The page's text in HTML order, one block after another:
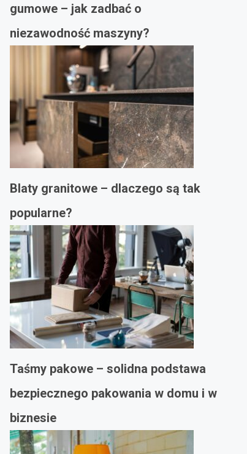
gumowe – jak zadbać o
niezawodność maszyny?
Blaty granitowe – dlaczego są tak
popularne?
Taśmy pakowe – solidna podstawa
bezpiecznego pakowania w domu i w
biznesie